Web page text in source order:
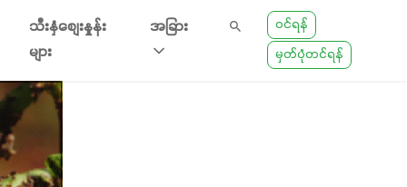
သီးနှံစျေးနှုန်း
များ
အခြား
ဝင်ရန်
မှတ်ပုံတင်ရန်